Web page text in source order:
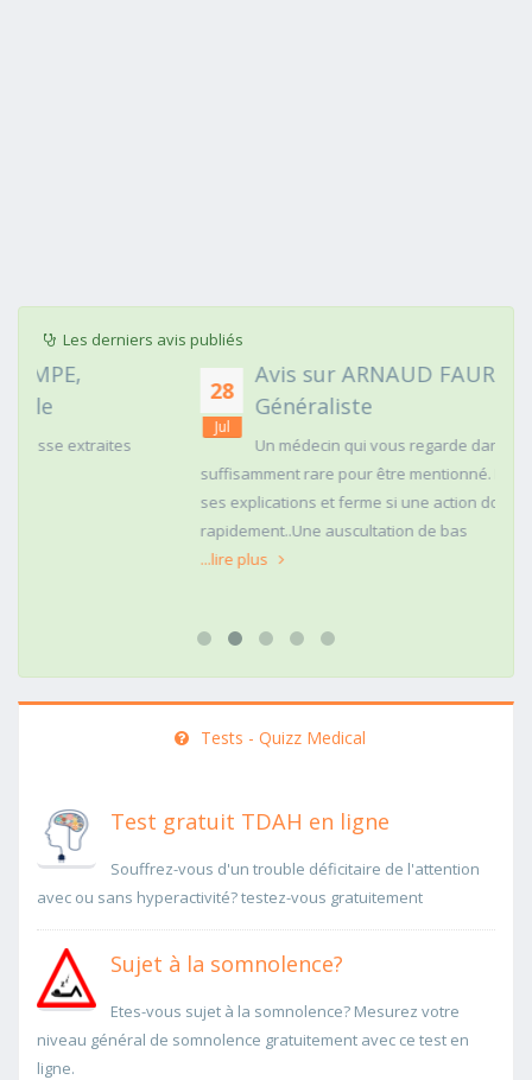
Les derniers avis publiés
28
Avis sur ARNAUD FAURIE, Médecin
Généraliste
Un médecin qui vous regarde dans les yeux c'est
suffisamment rare pour être mentionné. Posé,clair dans
ses explications et ferme si une action doit être menée
rapidement..Une auscultation de bas
Tests - Quizz Medical
Test gratuit TDAH en ligne
Souffrez-vous d'un trouble déficitaire de l'attention
avec ou sans hyperactivité? testez-vous gratuitement
Sujet à la somnolence?
Etes-vous sujet à la somnolence? Mesurez votre
niveau général de somnolence gratuitement avec ce test en
ligne.